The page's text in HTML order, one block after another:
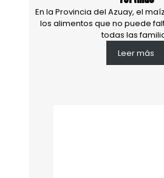
En la Provincia del Azuay, el
los alimentos que no puede
todas las
Leer más